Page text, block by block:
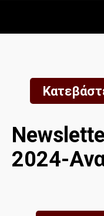
2024-